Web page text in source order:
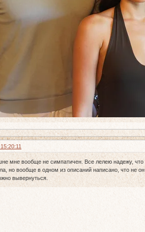
мне вообще не симпатичен. Все лелею надежу, что
но вообще в одном из описаний написано, что не
вывернуться.